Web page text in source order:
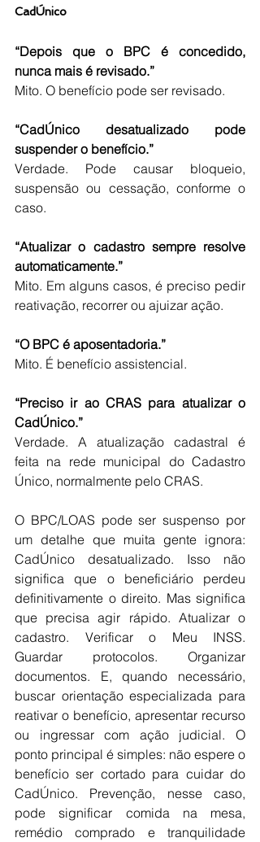
CadÚnico
“Depois que o BPC é concedido,
nunca mais é revisado.”
Mito. O benefício pode ser revisado.
“CadÚnico desatualizado pode
suspender o benefício.”
Verdade. Pode causar bloqueio,
suspensão ou cessação, conforme o
caso.
“Atualizar o cadastro sempre resolve
automaticamente.”
Mito. Em alguns casos, é preciso pedir
reativação, recorrer ou ajuizar ação.
“O BPC é aposentadoria.”
Mito. É benefício assistencial.
“Preciso ir ao CRAS para atualizar o
CadÚnico.”
Verdade. A atualização cadastral é
feita na rede municipal do Cadastro
Único, normalmente pelo CRAS.
O BPC/LOAS pode ser suspenso por
um detalhe que muita gente ignora:
CadÚnico desatualizado. Isso não
significa que o beneficiário perdeu
definitivamente o direito. Mas significa
que precisa agir rápido. Atualizar o
cadastro. Verificar o Meu INSS.
Guardar protocolos. Organizar
documentos. E, quando necessário,
buscar orientação especializada para
reativar o benefício, apresentar recurso
ou ingressar com ação judicial. O
ponto principal é simples: não espere o
benefício ser cortado para cuidar do
CadÚnico. Prevenção, nesse caso,
pode significar comida na mesa,
remédio comprado e tranquilidade